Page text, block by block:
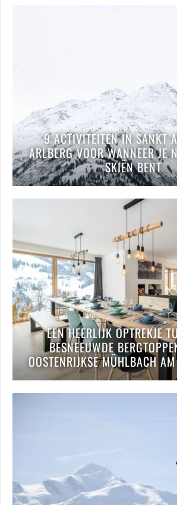
9 ACTIVITEITEN IN SANKT
ARLBERG VOOR WANNEER JE
SKIËN BENT
EEN HEERLIJK OPTREKJE
BESNEEUWDE
OOSTENRIJKSE MÜHLBACH